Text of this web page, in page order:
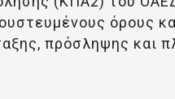
όρους
πρόσληψης και